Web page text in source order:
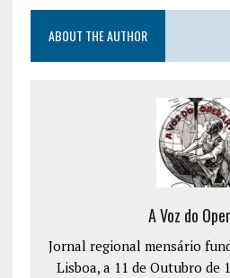
ABOUT THE AUTHOR
A Voz do
Jornal regional mensário
Lisboa, a 11 de Outubro de